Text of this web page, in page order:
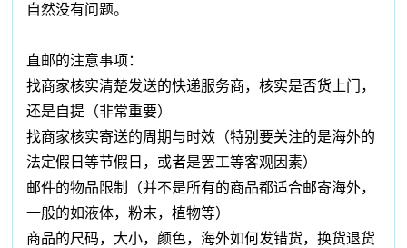
自然没有问题。
直邮的注意事项：
找商家核实清楚发送的快递服务商，核实是否货上门，
还是自提（非常重要）
找商家核实寄送的周期与时效（特别要关注的是海外的
法定假日等节假日，或者是罢工等客观因素）
邮件的物品限制（并不是所有的商品都适合邮寄海外，
一般的如液体，粉末，植物等）
商品的尺码，大小，颜色，海外如何发错货，换货退货